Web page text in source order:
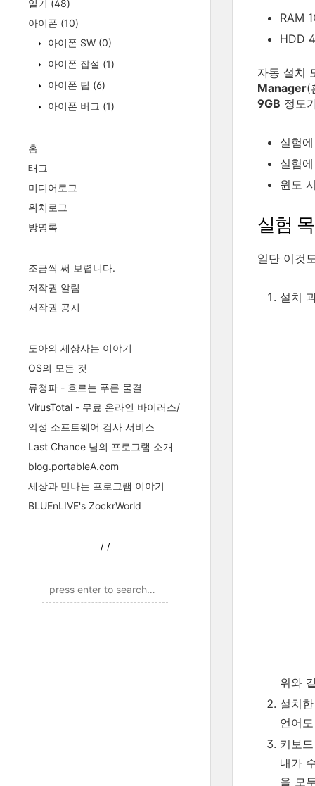
일기 (48)
아이폰 (10)
아이폰 SW (0)
아이폰 잡설 (1)
아이폰 팁 (6)
아이폰 버그 (1)
홈
태그
미디어로그
위치로그
방명록
조금씩 써 보렵니다.
저작권 알림
저작권 공지
도아의 세상사는 이야기
OS의 모든 것
류청파 - 흐르는 푸른 물결
VirusTotal - 무료 온라인 바이러스/
악성 소프트웨어 검사 서비스
Last Chance 님의 프로그램 소개
blog.portableA.com
세상과 만나는 프로그램 이야기
BLUEnLIVE's ZockrWorld
/ /
RAM
HDD
자동 설치
Manager(
9GB 정도
실험
실험
윈도
실험
일단 이것
설치
위와
설치
언어
키보
내가
을 모